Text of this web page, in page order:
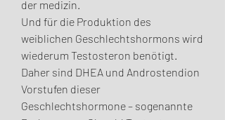
der medizin.
Und für die Produktion des
weiblichen Geschlechtshormons wird
wiederum Testosteron benötigt.
Daher sind DHEA und Androstendion
Vorstufen dieser
Geschlechtshormone – sogenannte